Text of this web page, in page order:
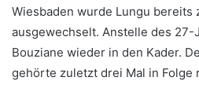
Wiesbaden wurde Lungu bereits
ausgewechselt. Anstelle des
Bouziane wieder in den Kader.
gehörte zuletzt drei Mal in Folge